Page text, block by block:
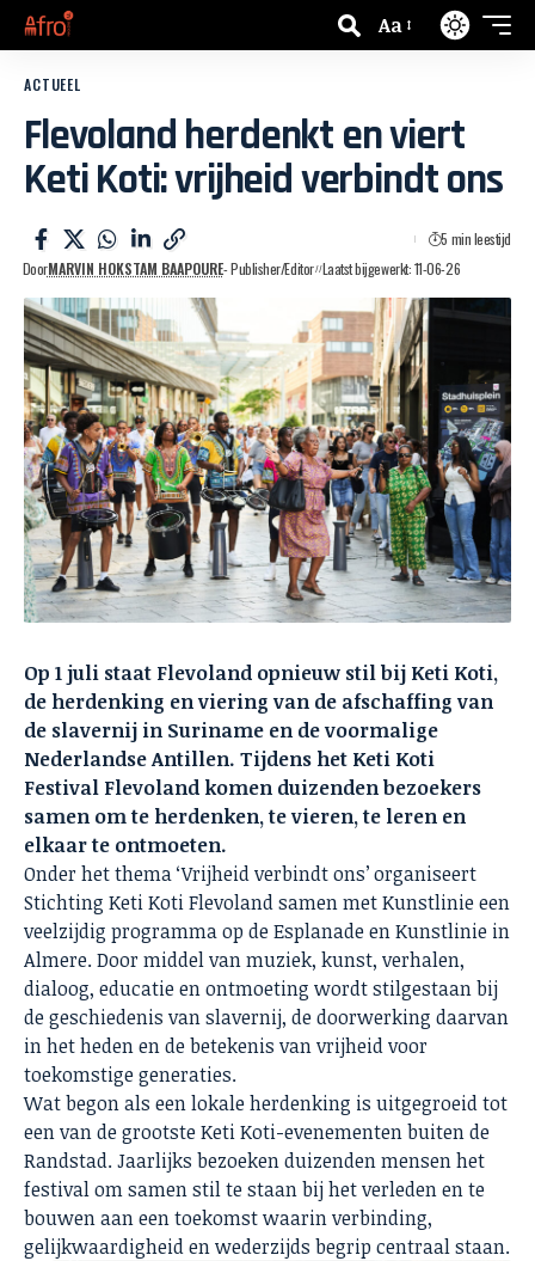
Aa
ACTUEEL
Flevoland herdenkt en viert
Keti Koti: vrijheid verbindt ons
DoorMARVIN HOKSTAM BAAPOURE- Publisher/Editor Laatst bijgewerkt: 11-06-26
5 min leestijd
Op 1 juli staat Flevoland opnieuw stil bij Keti Koti,
de herdenking en viering van de afschaffing van
de slavernij in Suriname en de voormalige
Nederlandse Antillen. Tijdens het Keti Koti
Festival Flevoland komen duizenden bezoekers
samen om te herdenken, te vieren, te leren en
elkaar te ontmoeten.
Onder het thema ‘Vrijheid verbindt ons’ organiseert
Stichting Keti Koti Flevoland samen met Kunstlinie een
veelzijdig programma op de Esplanade en Kunstlinie in
Almere. Door middel van muziek, kunst, verhalen,
dialoog, educatie en ontmoeting wordt stilgestaan bij
de geschiedenis van slavernij, de doorwerking daarvan
in het heden en de betekenis van vrijheid voor
toekomstige generaties.
Wat begon als een lokale herdenking is uitgegroeid tot
een van de grootste Keti Koti-evenementen buiten de
Randstad. Jaarlijks bezoeken duizenden mensen het
festival om samen stil te staan bij het verleden en te
bouwen aan een toekomst waarin verbinding,
gelijkwaardigheid en wederzijds begrip centraal staan.